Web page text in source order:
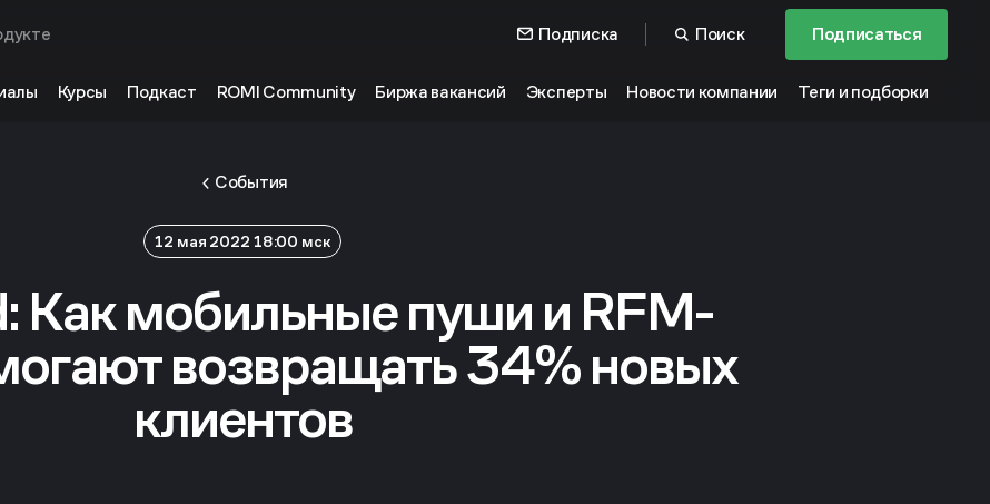
Подписка Поиск Подписаться
Курсы Подкаст ROMI Community Биржа вакансий Эксперты Новости компании Теги и подборки
События
12 мая 2022 18:00 мск
Как мобильные пуши и RFM-
возвращать 34% новых
клиентов